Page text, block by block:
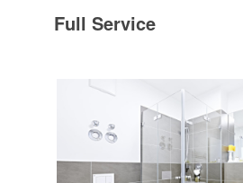
Full Service